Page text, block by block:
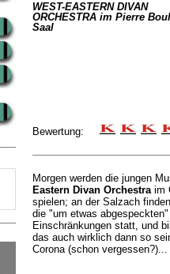
WEST-EASTERN DIVAN
ORCHESTRA im Pierre
Saal
Bewertung:
Morgen werden die jungen
Eastern Divan Orchestraim
spielen; an der Salzach
die "um etwas
Einschränkungen statt, und
das auch wirklich dann so
Corona (schon vergessen?)...